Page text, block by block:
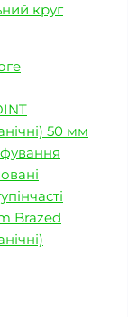
круг
50 мм
Brazed